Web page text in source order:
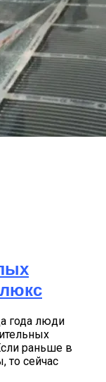
года люди
раньше в
то сейчас